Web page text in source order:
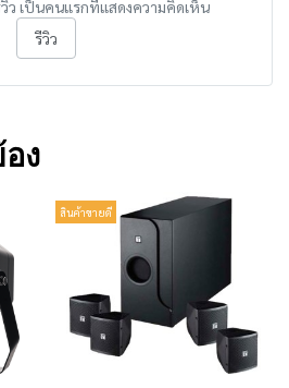
ว เป็นคนแรกที่แสดงความคิดเห็น
รีวิว
ง
สินค้าขายดี